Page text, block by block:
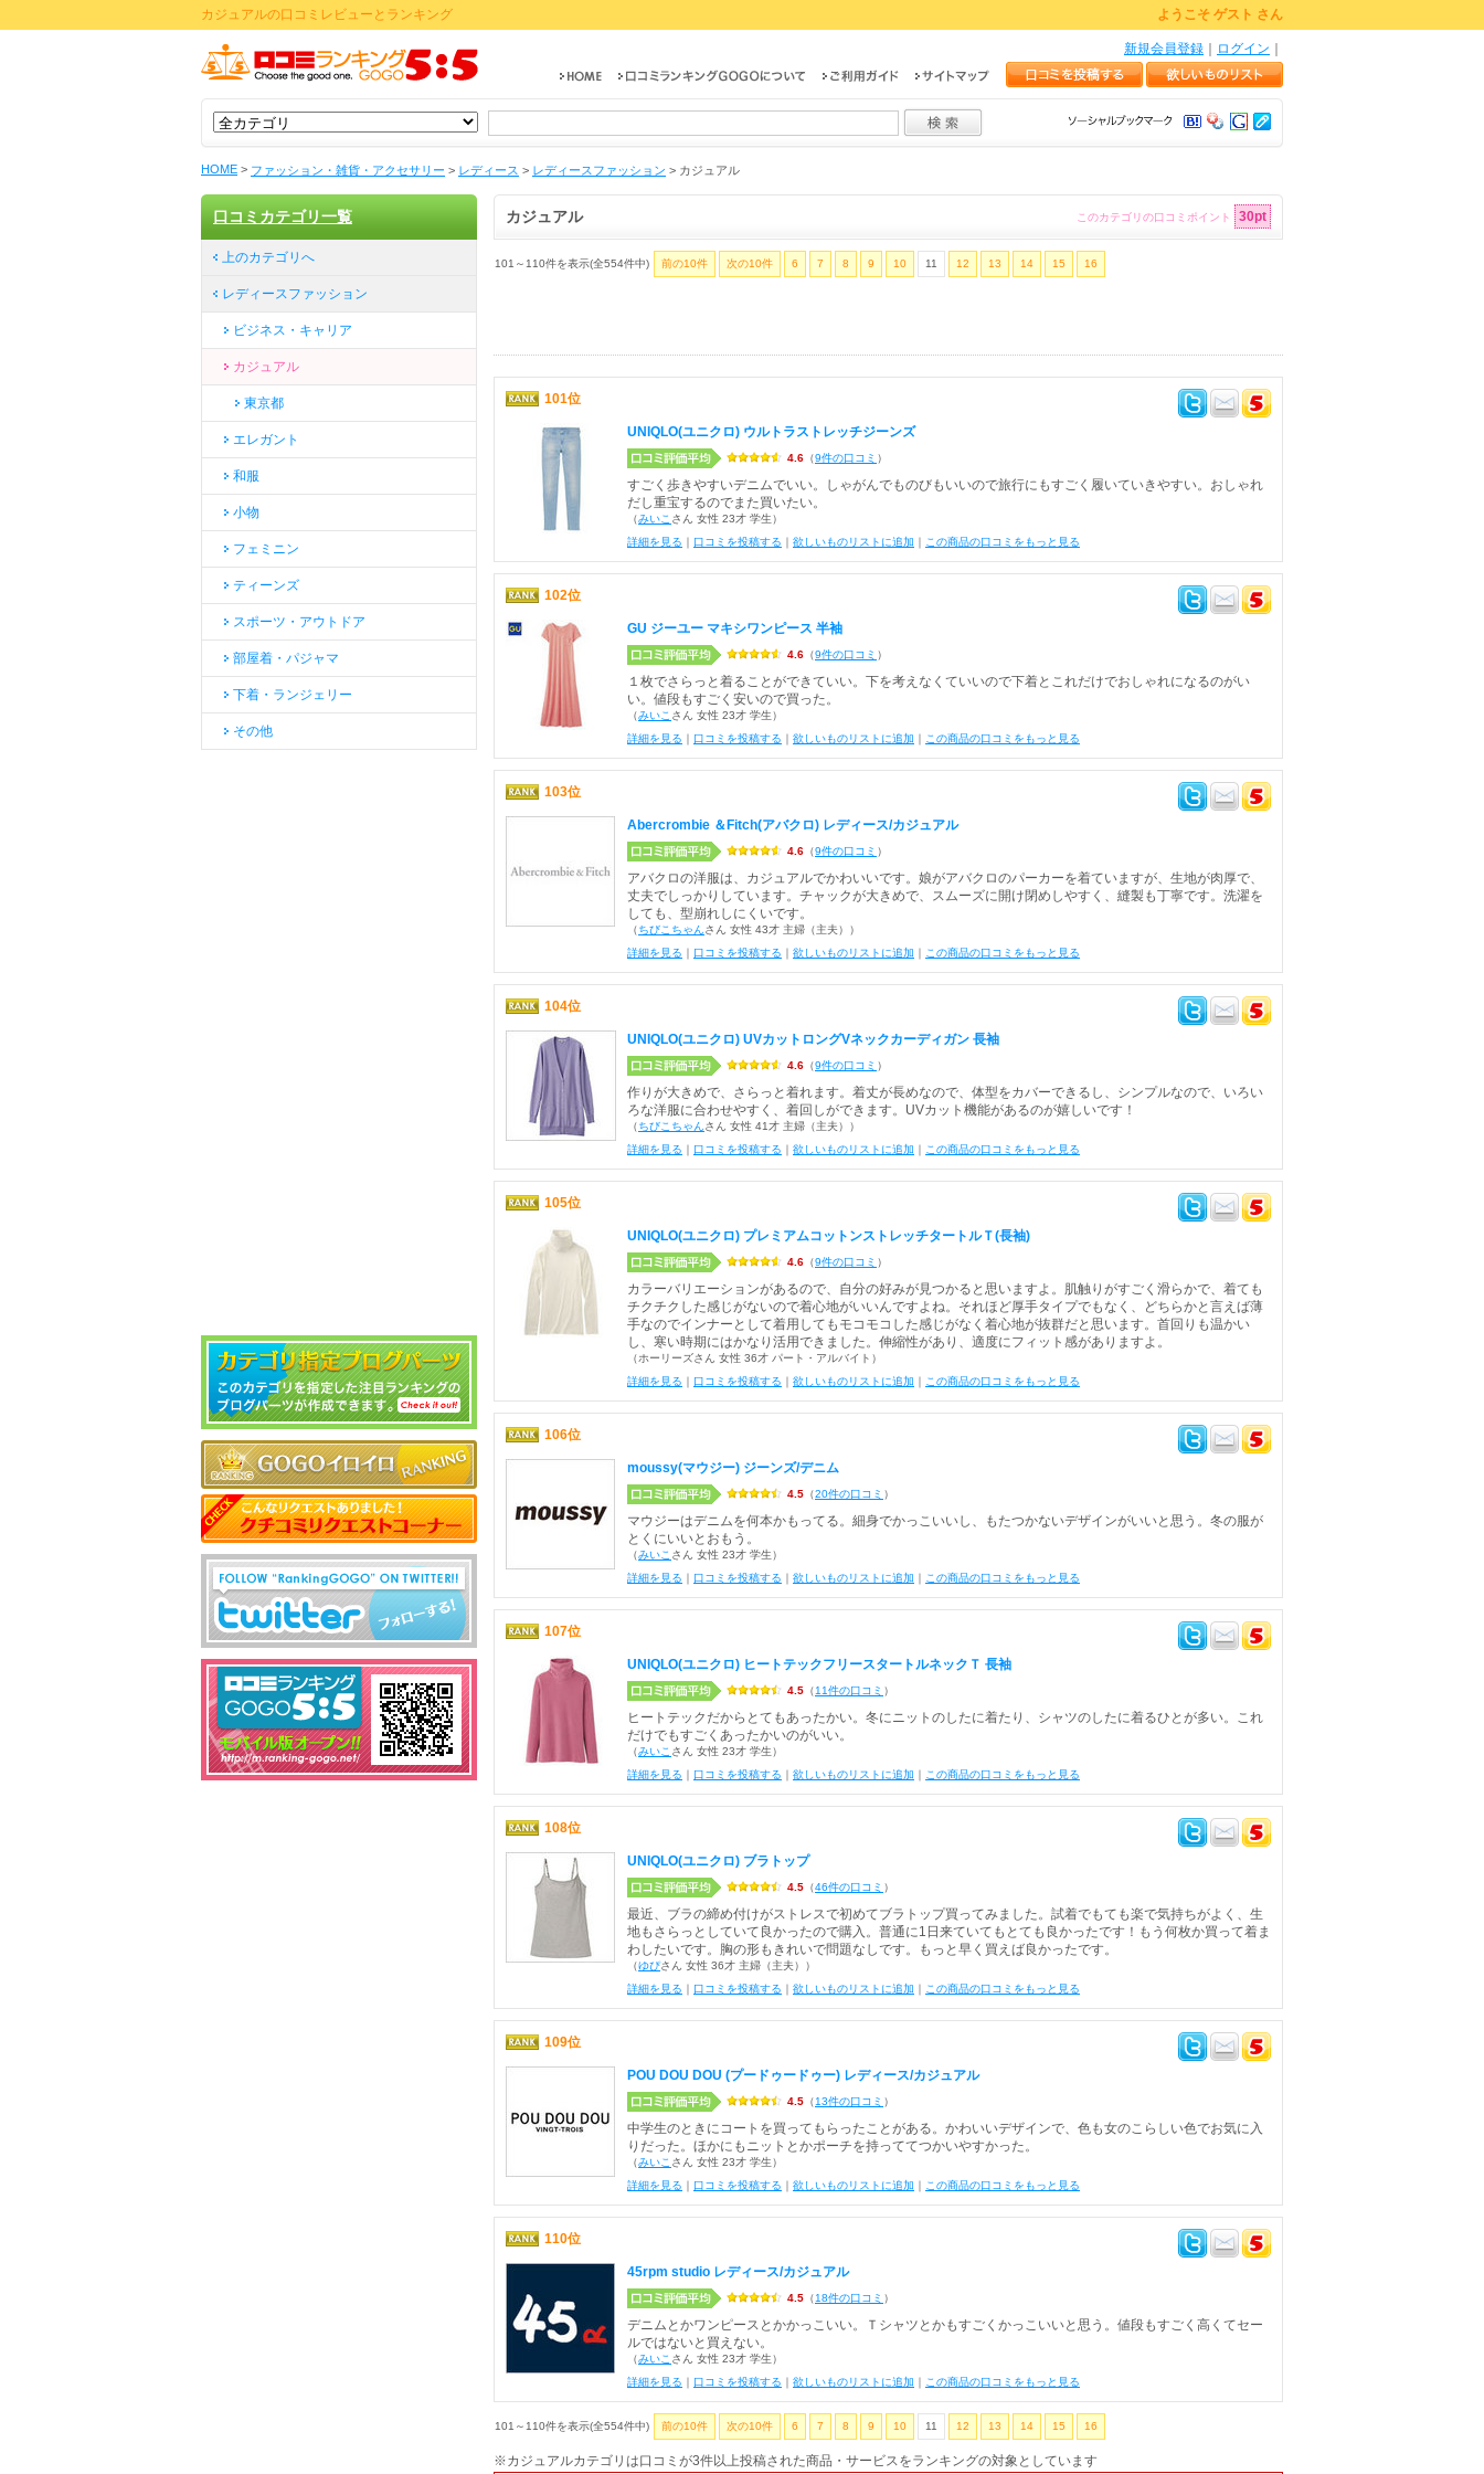
カジュアルの口コミレビューとランキング ようこそ ゲスト さん
ログイン
新規会員登録
HOME > ファッション・雑貨・アクセサリー > レディース > レディースファッション > カジュアル
カジュアル このカテゴリの口コミポイント 30pt
101～110件を表示(全554件中) 前の10件 次の10件 6 7 8 9 10 11 12 13 14 15 16
101位
UNIQLO(ユニクロ) ウルトラストレッチジーンズ
4.6 （9件の口コミ ）
すごく歩きやすいデニムでいい。しゃがんでものびもいいので旅行にもすごく履いていきやすい。おしゃれ
だし重宝するのでまた買いたい。
（みいこ さん 女性 23才 学生）
詳細を見る ｜ 口コミを投稿する ｜ 欲しいものリストに追加 ｜ この商品の口コミをもっと見る
102位
GU ジーユー マキシワンピース 半袖
4.6 （9件の口コミ ）
１枚でさらっと着ることができていい。下を考えなくていいので下着とこれだけでおしゃれになるのがい
い。値段もすごく安いので買った。
（みいこ さん 女性 23才 学生）
詳細を見る ｜ 口コミを投稿する ｜ 欲しいものリストに追加 ｜ この商品の口コミをもっと見る
103位
Abercrombie ＆Fitch(アバクロ) レディース/カジュアル
4.6 （9件の口コミ ）
アバクロの洋服は、カジュアルでかわいいです。娘がアバクロのパーカーを着ていますが、生地が肉厚で、
丈夫でしっかりしています。チャックが大きめで、スムーズに開け閉めしやすく、縫製も丁寧です。洗濯を
しても、型崩れしにくいです。
（ちびこちゃんさん 女性 43才 主婦（主夫））
詳細を見る ｜ 口コミを投稿する ｜ 欲しいものリストに追加 ｜ この商品の口コミをもっと見る
104位
UNIQLO(ユニクロ) UVカットロングVネックカーディガン 長袖
4.6 （9件の口コミ ）
作りが大きめで、さらっと着れます。着丈が長めなので、体型をカバーできるし、シンプルなので、いろい
ろな洋服に合わせやすく、着回しができます。UVカット機能があるのが嬉しいです！
（ちびこちゃんさん 女性 41才 主婦（主夫））
詳細を見る ｜ 口コミを投稿する ｜ 欲しいものリストに追加 ｜ この商品の口コミをもっと見る
105位
UNIQLO(ユニクロ) プレミアムコットンストレッチタートルＴ(長袖)
4.6 （9件の口コミ ）
カラーバリエーションがあるので、自分の好みが見つかると思いますよ。肌触りがすごく滑らかで、着ても
チクチクした感じがないので着心地がいいんですよね。それほど厚手タイプでもなく、どちらかと言えば薄
手なのでインナーとして着用してもモコモコした感じがなく着心地が抜群だと思います。首回りも温かい
し、寒い時期にはかなり活用できました。伸縮性があり、適度にフィット感がありますよ。
（ホーリーズさん 女性 36才 パート・アルバイト）
詳細を見る ｜ 口コミを投稿する ｜ 欲しいものリストに追加 ｜ この商品の口コミをもっと見る
106位
moussy(マウジー) ジーンズ/デニム
4.5 （20件の口コミ ）
マウジーはデニムを何本かもってる。細身でかっこいいし、もたつかないデザインがいいと思う。冬の服が
とくにいいとおもう。
（みいこ さん 女性 23才 学生）
詳細を見る ｜ 口コミを投稿する ｜ 欲しいものリストに追加 ｜ この商品の口コミをもっと見る
107位
UNIQLO(ユニクロ) ヒートテックフリースタートルネックＴ 長袖
4.5 （11件の口コミ ）
ヒートテックだからとてもあったかい。冬にニットのしたに着たり、シャツのしたに着るひとが多い。これ
だけでもすごくあったかいのがいい。
（みいこ さん 女性 23才 学生）
詳細を見る ｜ 口コミを投稿する ｜ 欲しいものリストに追加 ｜ この商品の口コミをもっと見る
108位
UNIQLO(ユニクロ) ブラトップ
4.5 （46件の口コミ ）
最近、ブラの締め付けがストレスで初めてブラトップ買ってみました。試着でもても楽で気持ちがよく、生
地もさらっとしていて良かったので購入。普通に1日来ていてもとても良かったです！もう何枚か買って着ま
わしたいです。胸の形もきれいで問題なしです。もっと早く買えば良かったです。
（ゆぴさん 女性 36才 主婦（主夫））
詳細を見る ｜ 口コミを投稿する ｜ 欲しいものリストに追加 ｜ この商品の口コミをもっと見る
109位
POU DOU DOU (プードゥードゥー) レディース/カジュアル
4.5 （13件の口コミ ）
中学生のときにコートを買ってもらったことがある。かわいいデザインで、色も女のこらしい色でお気に入
りだった。ほかにもニットとかポーチを持っててつかいやすかった。
（みいこ さん 女性 23才 学生）
詳細を見る ｜ 口コミを投稿する ｜ 欲しいものリストに追加 ｜ この商品の口コミをもっと見る
110位
45rpm studio レディース/カジュアル
4.5 （18件の口コミ ）
デニムとかワンピースとかかっこいい。Ｔシャツとかもすごくかっこいいと思う。値段もすごく高くてセー
ルではないと買えない。
（みいこ さん 女性 23才 学生）
詳細を見る ｜ 口コミを投稿する ｜ 欲しいものリストに追加 ｜ この商品の口コミをもっと見る
101～110件を表示(全554件中) 前の10件 次の10件 6 7 8 9 10 11 12 13 14 15 16
※カジュアルカテゴリは口コミが3件以上投稿された商品・サービスをランキングの対象としています
口コミカテゴリ一覧
上のカテゴリへ
レディースファッション
ビジネス・キャリア
カジュアル
東京都
エレガント
和服
小物
フェミニン
ティーンズ
スポーツ・アウトドア
部屋着・パジャマ
下着・ランジェリー
その他